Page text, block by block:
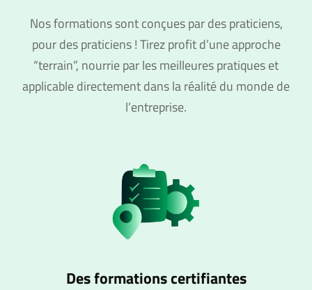
Nos formations sont conçues par des praticiens,
pour des praticiens ! Tirez profit d’une approche
“terrain”, nourrie par les meilleures pratiques et
applicable directement dans la réalité du monde de
l’entreprise.
Des formations certifiantes